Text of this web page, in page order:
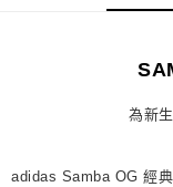
為新
adidas Samba OG 經